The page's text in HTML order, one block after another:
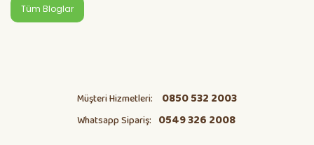
Tüm Bloglar
Müşteri Hizmetleri: 0850 532 2003
Whatsapp Sipariş: 0549 326 2008